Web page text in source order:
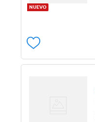
NUEVO